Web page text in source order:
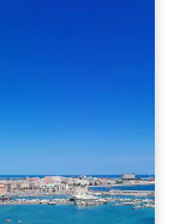
trovare
unici.
con la sua
c'è di meglio che